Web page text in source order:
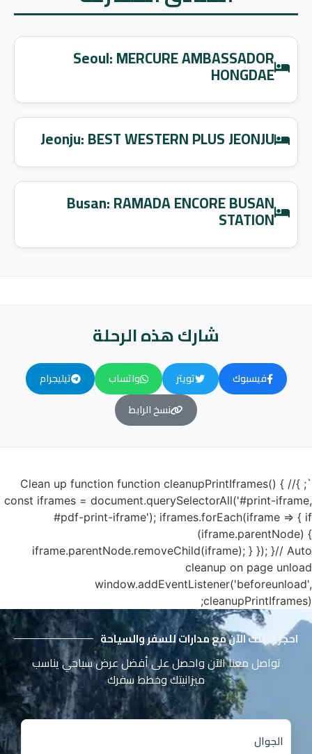
Seoul: MERCURE AMBASSADOR
HONGDAE
Jeonju: BEST WESTERN PLUS JEONJU
Busan: RAMADA ENCORE BUSAN
STATION
شارك هذه الرحلة
فيسبوك تويتر واتساب
تيليجرام
نسخ الرابط
`; }// Clean up function function cleanupPrintIframes() {
const iframes = document.querySelectorAll('#print-iframe,
#pdf-print-iframe'); iframes.forEach(iframe => { if
(iframe.parentNode) {
iframe.parentNode.removeChild(iframe); } }); }// Auto
cleanup on page unload
window.addEventListener('beforeunload',
cleanupPrintIframes);
احجز رحلتك الآن مع مدارات للسفر والسياحة
تواصل معنا الآن واحصل على أفضل عرض سياحي يناسب
ميزانيتك وخطط سفرك
الجوال